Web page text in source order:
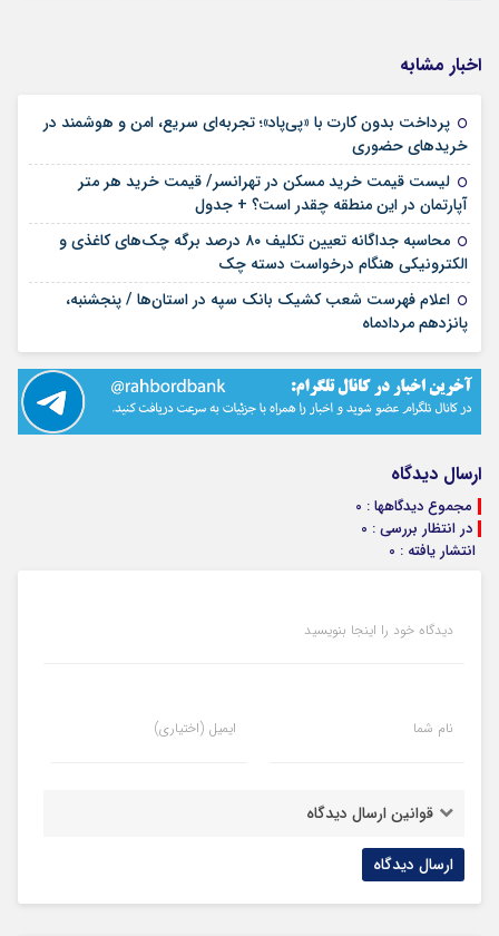
اخبار مشابه
پرداخت بدون کارت با «پی‌پاد»؛ تجربه‌ای سریع، امن و هوشمند در
خریدهای حضوری
لیست قیمت خرید مسکن در تهرانسر/ قیمت خرید هر متر
آپارتمان در این منطقه چقدر است؟ + جدول
محاسبه جداگانه تعیین تکلیف ۸۰ درصد برگه چک‌های کاغذی و
الکترونیکی هنگام درخواست دسته چک
اعلام فهرست شعب کشیک بانک سپه در استان‌ها / پنجشنبه،
پانزدهم مردادماه
ارسال دیدگاه
مجموع دیدگاهها : 0
در انتظار بررسی : 0
انتشار یافته : 0
دیدگاه خود را اینجا بنویسید
نام شما ایمیل (اختیاری)
قوانین ارسال دیدگاه